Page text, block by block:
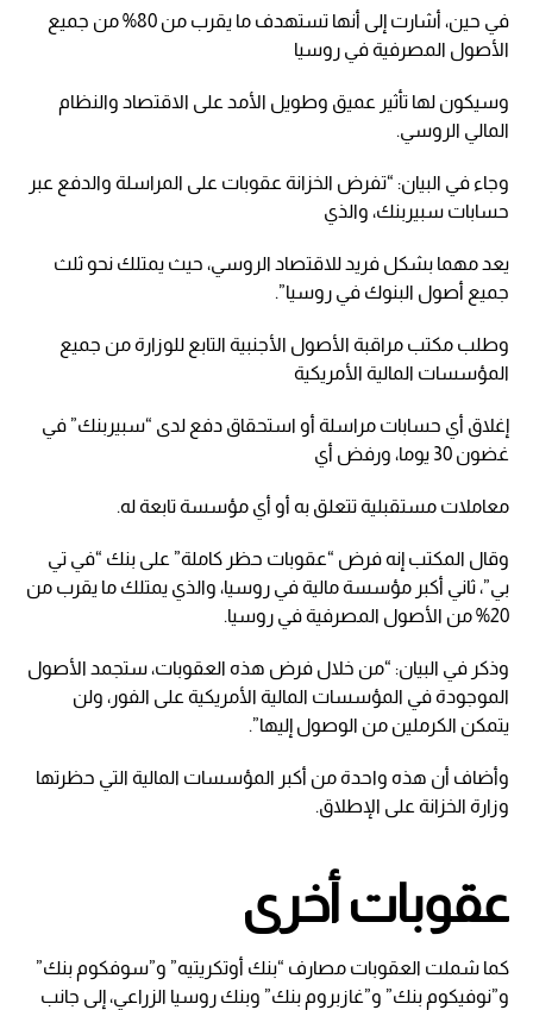
في حين، أشارت إلى أنها تستهدف ما يقرب من 80% من جميع
الأصول المصرفية في روسيا
وسيكون لها تأثير عميق وطويل الأمد على الاقتصاد والنظام
المالي الروسي.
وجاء في البيان: “تفرض الخزانة عقوبات على المراسلة والدفع عبر
حسابات سبيربنك، والذي
يعد مهما بشكل فريد للاقتصاد الروسي، حيث يمتلك نحو ثلث
جميع أصول البنوك في روسيا”.
وطلب مكتب مراقبة الأصول الأجنبية التابع للوزارة من جميع
المؤسسات المالية الأمريكية
إغلاق أي حسابات مراسلة أو استحقاق دفع لدى “سبيربنك” في
غضون 30 يوما، ورفض أي
معاملات مستقبلية تتعلق به أو أي مؤسسة تابعة له.
وقال المكتب إنه فرض “عقوبات حظر كاملة” على بنك “في تي
بي”، ثاني أكبر مؤسسة مالية في روسيا، والذي يمتلك ما يقرب من
20% من الأصول المصرفية في روسيا.
وذكر في البيان: “من خلال فرض هذه العقوبات، ستجمد الأصول
الموجودة في المؤسسات المالية الأمريكية على الفور، ولن
يتمكن الكرملين من الوصول إليها”.
وأضاف أن هذه واحدة من أكبر المؤسسات المالية التي حظرتها
وزارة الخزانة على الإطلاق.
عقوبات أخرى
كما شملت العقوبات مصارف “بنك أوتكريتيه” و”سوفكوم بنك”
و”نوفيكوم بنك” و”غازبروم بنك” وبنك روسيا الزراعي، إلى جانب